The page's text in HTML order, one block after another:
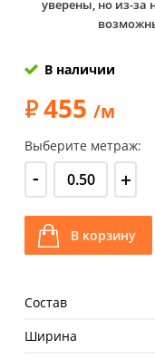
уверены, но из-за
В наличии
455 /м
Выберите метраж:
- +
В корзину
Состав
Ширина